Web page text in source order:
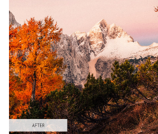
(30 Lr Presets)
Wedding Collection
(400 Lr Presets)
Must-Have Collection